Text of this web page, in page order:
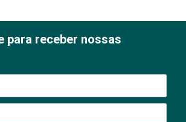
para receber nossas